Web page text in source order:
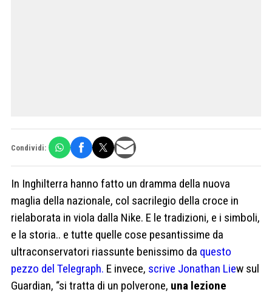
Condividi:
In Inghilterra hanno fatto un dramma della nuova
maglia della nazionale, col sacrilegio della croce in
rielaborata in viola dalla Nike. E le tradizioni, e i simboli,
e la storia.. e tutte quelle cose pesantissime da
ultraconservatori riassunte benissimo da questo
pezzo del Telegraph. E invece, scrive Jonathan Liew sul
Guardian, “si tratta di un polverone, una lezione